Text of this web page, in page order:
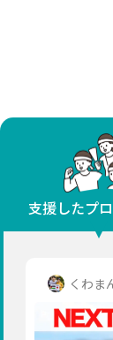
地域からさ
北海道
福島
茨城 栃木
東京
神
新潟 富山
長野
岐阜
近畿
支援したプ
くわま